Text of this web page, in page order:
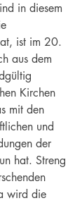
in diesem
ist im 20.
aus dem
Kirchen
mit den
und
der
hat. Streng
wird die